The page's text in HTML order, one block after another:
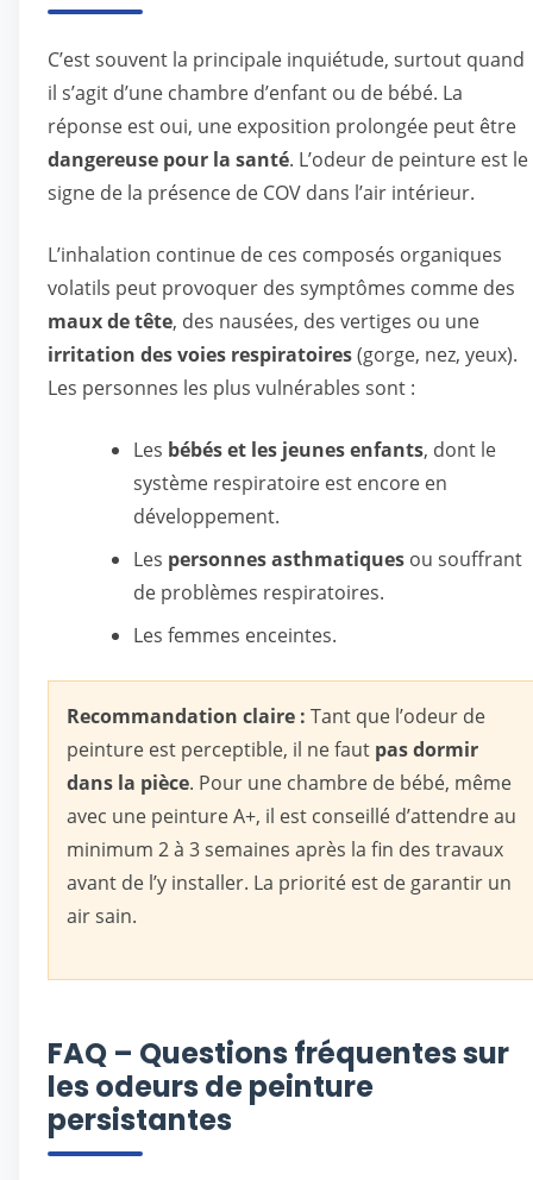
C’est souvent la principale inquiétude, surtout quand
il s’agit d’une chambre d’enfant ou de bébé. La
réponse est oui, une exposition prolongée peut être
dangereuse pour la santé. L’odeur de peinture est le
signe de la présence de COV dans l’air intérieur.
L’inhalation continue de ces composés organiques
volatils peut provoquer des symptômes comme des
maux de tête, des nausées, des vertiges ou une
irritation des voies respiratoires(gorge, nez, yeux).
Les personnes les plus vulnérables sont :
Les bébés et les jeunes enfants, dont le
système respiratoire est encore en
développement.
Les personnes asthmatiques ou souffrant
de problèmes respiratoires.
Les femmes enceintes.
Recommandation claire : Tant que l’odeur de
peinture est perceptible, il ne faut pas dormir
dans la pièce. Pour une chambre de bébé, même
avec une peinture A+, il est conseillé d’attendre au
minimum 2 à 3 semaines après la fin des travaux
avant de l’y installer. La priorité est de garantir un
air sain.
FAQ – Questions fréquentes sur
les odeurs de peinture
persistantes